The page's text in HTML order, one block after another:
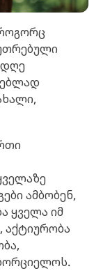
დღე
ამბობენ,
ყველა იმ
აქტიურობა